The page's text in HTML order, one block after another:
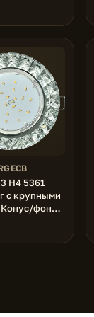
стразами
центр.часть
(к+)
H4 5361
с крупными
Конус/фон
хром